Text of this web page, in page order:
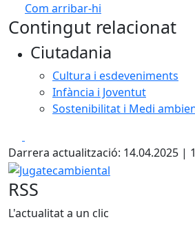
Com arribar-hi
+
−
Contingut relacionat
Ciutadania
Cultura i esdeveniments
Infància i Joventut
Sostenibilitat i Medi
Darrera actualització: 14.04.2025 |
Jugatecambiental
RSS
L'actualitat a un clic